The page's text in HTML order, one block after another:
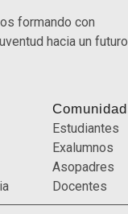
formando con
hacia un futuro
Comunidad
Estudiantes
Exalumnos
Asopadres
Docentes